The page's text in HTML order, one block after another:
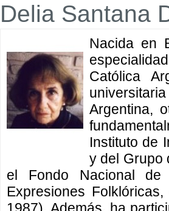
Delia Santana
Nacida en
Católica
Argentina,
Instituto de
y del Grupo
el Fondo Nacional de
Expresiones